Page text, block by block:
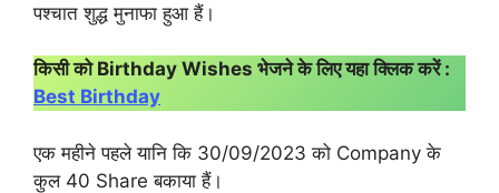
पश्चात शुद्ध मुनाफा हुआ हैं।
किसी को Birthday Wishes भेजने के लिए यहा क्लिक करें :
Best Birthday
एक महीने पहले यानि कि 30/09/2023 को Company के
कुल 40 Share बकाया हैं।